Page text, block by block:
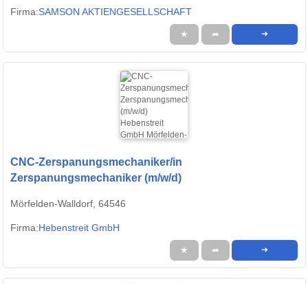
Firma:SAMSON AKTIENGESELLSCHAFT
★ ➦ ➜
CNC-Zerspanungsmechaniker/in
Zerspanungsmechaniker (m/w/d)
Mörfelden-Walldorf, 64546
Firma:Hebenstreit GmbH
★ ➦ ➜